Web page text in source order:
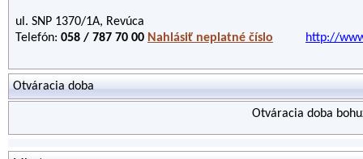
ul. SNP 1370/1A, Revúca
Telefón: 058 / 787 70 00 Nahlásiť neplatné číslo http://
Otváracia doba
Otváracia doba